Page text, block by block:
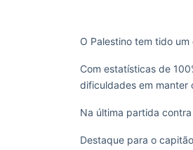
O Palestino tem tido
Com estatísticas de
dificuldades em manter
Na última partida
Destaque para o